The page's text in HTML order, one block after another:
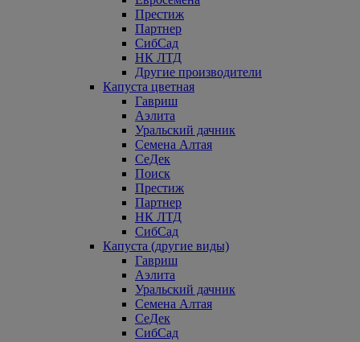
Престиж
Партнер
СибСад
НК ЛТД
Другие производители
Капуста цветная
Гавриш
Аэлита
Уральский дачник
Семена Алтая
СеДек
Поиск
Престиж
Партнер
НК ЛТД
СибСад
Капуста (другие виды)
Гавриш
Аэлита
Уральский дачник
Семена Алтая
СеДек
СибСад